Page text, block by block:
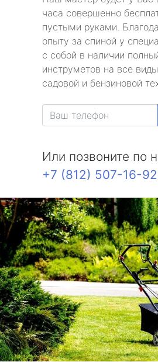
часа совершенно
пустыми руками.
опыту за спиной у
с собой в наличии
инструметов на все
садовой и бензиновой
Или позвоните по
+7 (812) 507-16-92